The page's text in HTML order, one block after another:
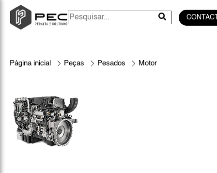
Página inicial Peças Pesados Motor